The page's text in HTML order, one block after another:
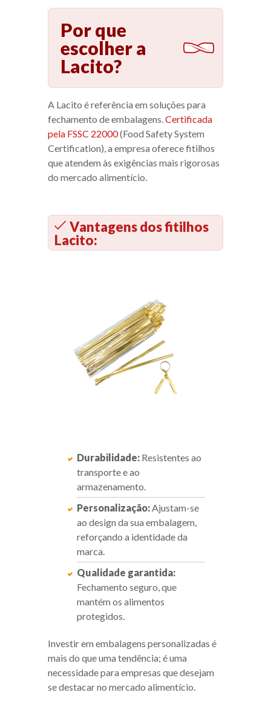
Por que
escolher a
Lacito?
A Lacito é referência em soluções para
fechamento de embalagens.Certificada
pela FSSC 22000(Food Safety System
Certification), a empresa oferece fitilhos
que atendem às exigências mais rigorosas
do mercado alimentício.
Vantagens dos fitilhos
Lacito:
Durabilidade: Resistentes ao
transporte e ao
armazenamento.
Personalização:Ajustam-se
ao design da sua embalagem,
reforçando a identidade da
marca.
Qualidade garantida:
Fechamento seguro, que
mantém os alimentos
protegidos.
Investir em embalagens personalizadas é
mais do que uma tendência; é uma
necessidade para empresas que desejam
se destacar no mercado alimentício.